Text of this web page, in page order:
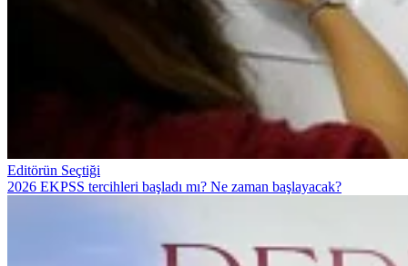
Editörün Seçtiği
2026 EKPSS tercihleri başladı mı? Ne zaman başlayacak?